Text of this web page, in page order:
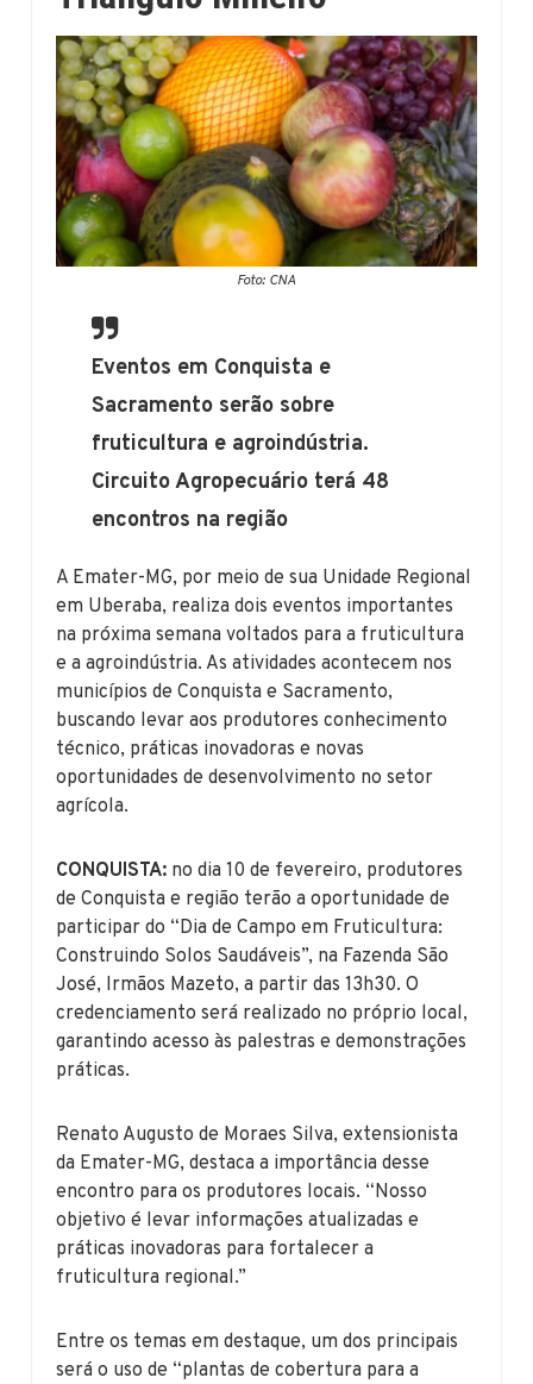
Foto: CNA
Eventos em Conquista e
Sacramento serão sobre
fruticultura e agroindústria.
Circuito Agropecuário terá 48
encontros na região
A Emater-MG, por meio de sua Unidade Regional
em Uberaba, realiza dois eventos importantes
na próxima semana voltados para a fruticultura
e a agroindústria. As atividades acontecem nos
municípios de Conquista e Sacramento,
buscando levar aos produtores conhecimento
técnico, práticas inovadoras e novas
oportunidades de desenvolvimento no setor
agrícola.
CONQUISTA: no dia 10 de fevereiro, produtores
de Conquista e região terão a oportunidade de
participar do “Dia de Campo em Fruticultura:
Construindo Solos Saudáveis”, na Fazenda São
José, Irmãos Mazeto, a partir das 13h30. O
credenciamento será realizado no próprio local,
garantindo acesso às palestras e demonstrações
práticas.
Renato Augusto de Moraes Silva, extensionista
da Emater-MG, destaca a importância desse
encontro para os produtores locais. “Nosso
objetivo é levar informações atualizadas e
práticas inovadoras para fortalecer a
fruticultura regional.”
Entre os temas em destaque, um dos principais
será o uso de “plantas de cobertura para a